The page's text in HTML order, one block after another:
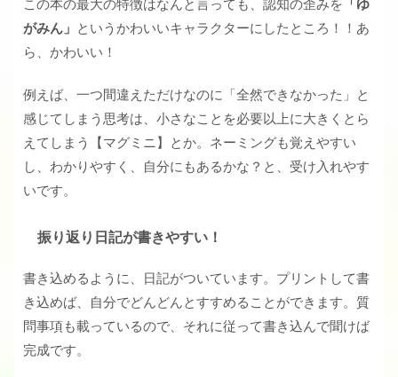
この本の最大の特徴はなんと言っても、認知の歪みを 「ゆ
がみん」
というかわいいキャラクターにしたところ！！あ
ら、かわいい！
例えば、一つ間違えただけなのに「全然できなかった」と
感じてしまう思考は、小さなことを必要以上に大きくとら
えてしまう【マグミニ】とか。ネーミングも覚えやすい
し、わかりやすく、自分にもあるかな？と、受け入れやす
いです。
振り返り日記が書きやすい！
書き込めるように、日記がついています。プリントして書
き込めば、自分でどんどんとすすめることができます。質
問事項も載っているので、それに従って書き込んで聞けば
完成です。